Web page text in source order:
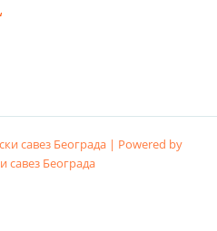
савез Београда | Powered by
савез Београда